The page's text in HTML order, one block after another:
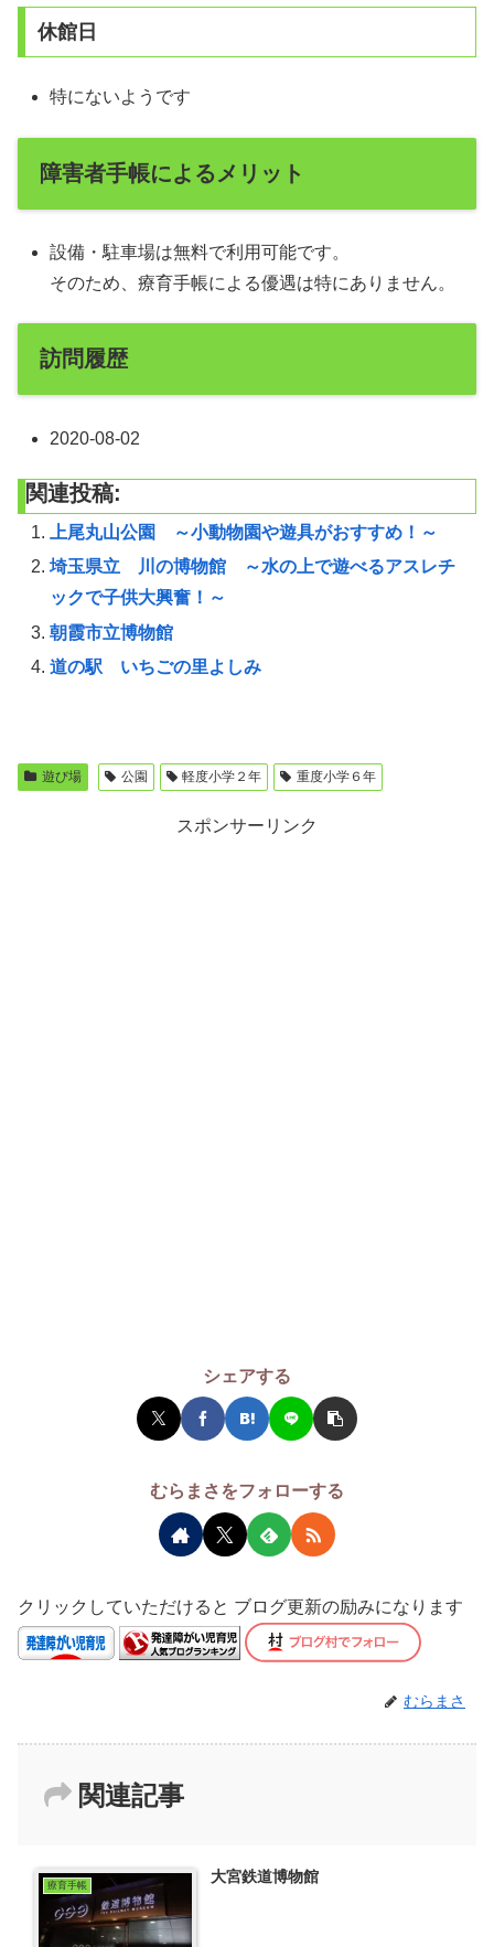
休館日
特にないようです
障害者手帳によるメリット
設備・駐車場は無料で利用可能です。
そのため、療育手帳による優遇は特にありません。
訪問履歴
2020-08-02
関連投稿:
上尾丸山公園 ～小動物園や遊具がおすすめ！～
埼玉県立 川の博物館 ～水の上で遊べるアスレチ
ックで子供大興奮！～
朝霞市立博物館
道の駅 いちごの里よしみ
遊び場 公園 軽度小学２年 重度小学６年
スポンサーリンク
シェアする
むらまさをフォローする
クリックしていただけると ブログ更新の励みになります
むらまさ
関連記事
療育手帳 大宮鉄道博物館